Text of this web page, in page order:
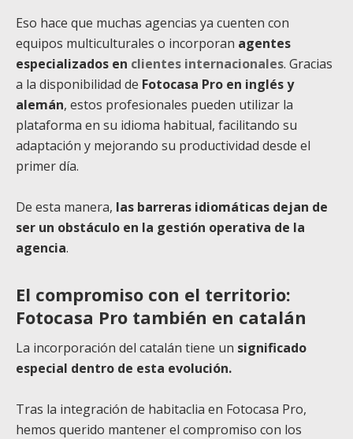
Eso hace que muchas agencias ya cuenten con
equipos multiculturales o incorporan agentes
especializados en clientes internacionales. Gracias
a la disponibilidad de Fotocasa Pro en inglés y
alemán, estos profesionales pueden utilizar la
plataforma en su idioma habitual, facilitando su
adaptación y mejorando su productividad desde el
primer día.
De esta manera, las barreras idiomáticas dejan de
ser un obstáculo en la gestión operativa de la
agencia.
El compromiso con el territorio:
Fotocasa Pro también en catalán
La incorporación del catalán tiene un significado
especial dentro de esta evolución.
Tras la integración de habitaclia en Fotocasa Pro,
hemos querido mantener el compromiso con los